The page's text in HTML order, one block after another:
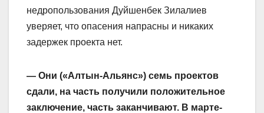
недропользования Дуйшенбек Зилалиев
уверяет, что опасения напрасны и никаких
задержек проекта нет.
— Они («Алтын-Альянс») семь проектов
сдали, на часть получили положительное
заключение, часть заканчивают. В марте-